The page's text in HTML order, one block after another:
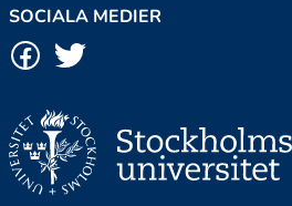
SOCIALA MEDIER